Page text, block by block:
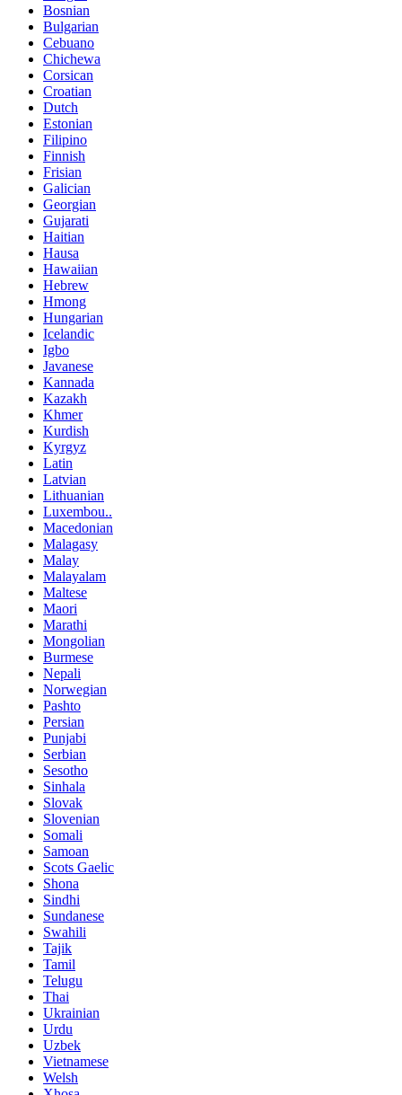
Bosnian
Bulgarian
Cebuano
Chichewa
Corsican
Croatian
Dutch
Estonian
Filipino
Finnish
Frisian
Galician
Georgian
Gujarati
Haitian
Hausa
Hawaiian
Hebrew
Hmong
Hungarian
Icelandic
Igbo
Javanese
Kannada
Kazakh
Khmer
Kurdish
Kyrgyz
Latin
Latvian
Lithuanian
Luxembou..
Macedonian
Malagasy
Malay
Malayalam
Maltese
Maori
Marathi
Mongolian
Burmese
Nepali
Norwegian
Pashto
Persian
Punjabi
Serbian
Sesotho
Sinhala
Slovak
Slovenian
Somali
Samoan
Scots Gaelic
Shona
Sindhi
Sundanese
Swahili
Tajik
Tamil
Telugu
Thai
Ukrainian
Urdu
Uzbek
Vietnamese
Welsh